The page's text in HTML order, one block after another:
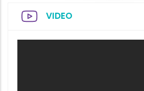
VIDEO